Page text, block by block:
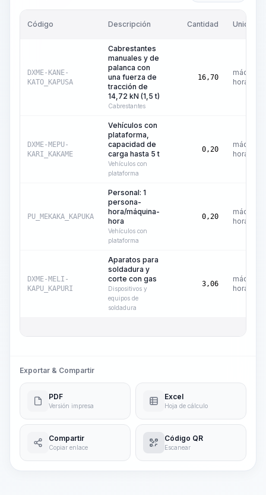
Código Descripción Cantidad Unidad
DXME-KANE-
KATO_KAPUSA
Cabrestantes
manuales y de
palanca con
una fuerza de
tracción de
14,72 kN (1,5 t)
Cabrestantes
16,70
máquina-
hora
DXME-MEPU-
KARI_KAKAME
Vehículos con
plataforma,
capacidad de
carga hasta 5 t
Vehículos con
plataforma
0,20
máquina-
hora
PU_MEKAKA_KAPUKA
Personal: 1
persona-
hora/máquina-
hora
Vehículos con
plataforma
0,20
máquina-
hora
DXME-MELI-
KAPU_KAPURI
Aparatos para
soldadura y
corte con gas
Dispositivos y
equipos de
soldadura
3,06
máquina-
hora
Exportar & Compartir
PDF
Versión impresa
Excel
Hoja de cálculo
Compartir
Copiar enlace
Código QR
Escanear